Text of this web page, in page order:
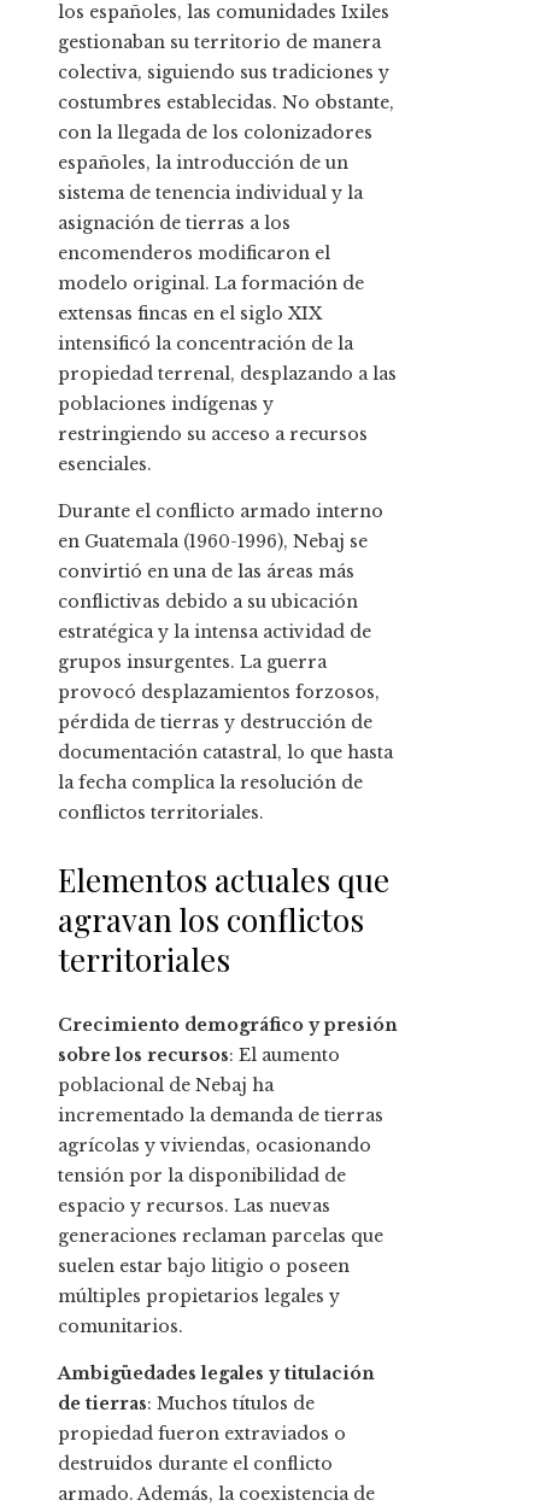
los españoles, las comunidades Ixiles
gestionaban su territorio de manera
colectiva, siguiendo sus tradiciones y
costumbres establecidas. No obstante,
con la llegada de los colonizadores
españoles, la introducción de un
sistema de tenencia individual y la
asignación de tierras a los
encomenderos modificaron el
modelo original. La formación de
extensas fincas en el siglo XIX
intensificó la concentración de la
propiedad terrenal, desplazando a las
poblaciones indígenas y
restringiendo su acceso a recursos
esenciales.
Durante el conflicto armado interno
en Guatemala (1960-1996), Nebaj se
convirtió en una de las áreas más
conflictivas debido a su ubicación
estratégica y la intensa actividad de
grupos insurgentes. La guerra
provocó desplazamientos forzosos,
pérdida de tierras y destrucción de
documentación catastral, lo que hasta
la fecha complica la resolución de
conflictos territoriales.
Elementos actuales que
agravan los conflictos
territoriales
Crecimiento demográfico y presión
sobre los recursos: El aumento
poblacional de Nebaj ha
incrementado la demanda de tierras
agrícolas y viviendas, ocasionando
tensión por la disponibilidad de
espacio y recursos. Las nuevas
generaciones reclaman parcelas que
suelen estar bajo litigio o poseen
múltiples propietarios legales y
comunitarios.
Ambigüedades legales y titulación
de tierras: Muchos títulos de
propiedad fueron extraviados o
destruidos durante el conflicto
armado. Además, la coexistencia de